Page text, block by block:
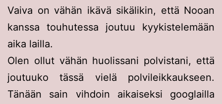
Vaiva on vähän ikävä sikälikin, että Nooan
kanssa touhutessa joutuu kyykistelemään
aika lailla.
Olen ollut vähän huolissani polvistani, että
joutuuko tässä vielä polvileikkaukseen.
Tänään sain vihdoin aikaiseksi googlailla